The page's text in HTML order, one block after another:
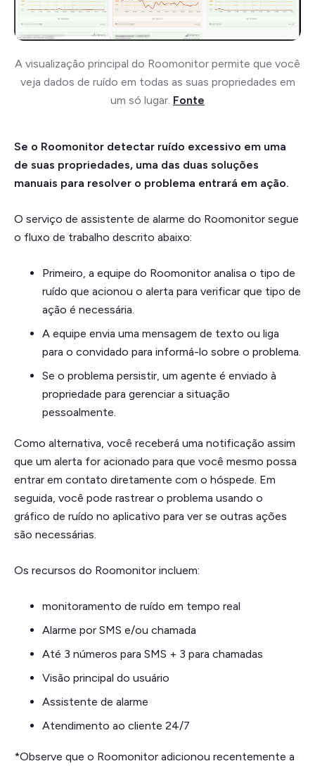
A visualização principal do Roomonitor permite que você
veja dados de ruído em todas as suas propriedades em
um só lugar. Fonte
Se o Roomonitor detectar ruído excessivo em uma
de suas propriedades, uma das duas soluções
manuais para resolver o problema entrará em ação.
O serviço de assistente de alarme do Roomonitor segue
o fluxo de trabalho descrito abaixo:
Primeiro, a equipe do Roomonitor analisa o tipo de
ruído que acionou o alerta para verificar que tipo de
ação é necessária.
A equipe envia uma mensagem de texto ou liga
para o convidado para informá-lo sobre o problema.
Se o problema persistir, um agente é enviado à
propriedade para gerenciar a situação
pessoalmente.
Como alternativa, você receberá uma notificação assim
que um alerta for acionado para que você mesmo possa
entrar em contato diretamente com o hóspede. Em
seguida, você pode rastrear o problema usando o
gráfico de ruído no aplicativo para ver se outras ações
são necessárias.
Os recursos do Roomonitor incluem:
monitoramento de ruído em tempo real
Alarme por SMS e/ou chamada
Até 3 números para SMS + 3 para chamadas
Visão principal do usuário
Assistente de alarme
Atendimento ao cliente 24/7
*Observe que o Roomonitor adicionou recentemente a